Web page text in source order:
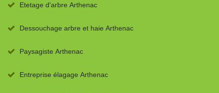
Etetage d'arbre Arthenac
Dessouchage arbre et haie Arthenac
Paysagiste Arthenac
Entreprise élagage Arthenac